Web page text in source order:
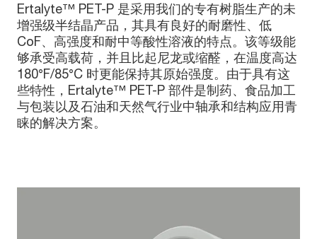
Ertalyte™ PET-P 是采用我们的专有树脂生产的未
增强级半结晶产品，其具有良好的耐磨性、低
CoF、高强度和耐中等酸性溶液的特点。该等级能
够承受高载荷，并且比起尼龙或缩醛，在温度高达
180°F/85°C 时更能保持其原始强度。由于具有这
些特性，Ertalyte™ PET-P 部件是制药、食品加工
与包装以及石油和天然气行业中轴承和结构应用青
睐的解决方案。